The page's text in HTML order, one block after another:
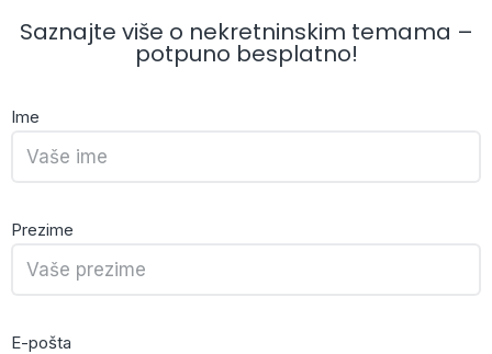
Saznajte više o nekretninskim temama –
potpuno besplatno!
Ime
Prezime
E-pošta